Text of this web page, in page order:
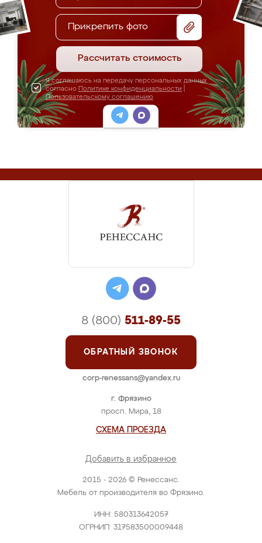
Прикрепить фото
Рассчитать стоимость
Я соглашаюсь на передачу персональных данных
согласно Политике конфиденциальности
Пользовательскому соглашению
2015 - 2026 © Ренессанс.
Мебель от производителя во Фрязино.
ИНН: 580313642057
ОГРНИП: 317583500009448
г. Фрязино
просп. Мира, 18
СХЕМА ПРОЕЗДА
Добавить в избранное
8 (800) 511-89-55
ОБРАТНЫЙ ЗВОНОК
corp-renessans@yandex.ru